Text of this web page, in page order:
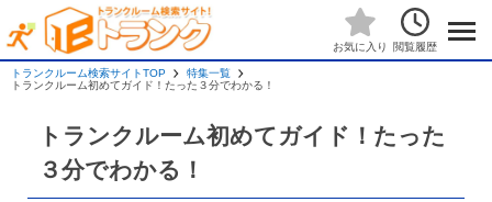
お気に入り 閲覧履歴
トランクルーム検索サイトTOP
特集一覧
トランクルーム初めてガイド！たった３分でわかる！
トランクルーム初めてガイド！たった
３分でわかる！